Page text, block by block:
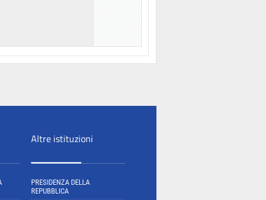
Altre istituzioni
PRESIDENZA DELLA
REPUBBLICA